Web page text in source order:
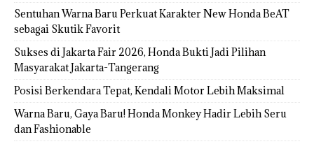
Sentuhan Warna Baru Perkuat Karakter New Honda BeAT
sebagai Skutik Favorit
Sukses di Jakarta Fair 2026, Honda Bukti Jadi Pilihan
Masyarakat Jakarta-Tangerang
Posisi Berkendara Tepat, Kendali Motor Lebih Maksimal
Warna Baru, Gaya Baru! Honda Monkey Hadir Lebih Seru
dan Fashionable